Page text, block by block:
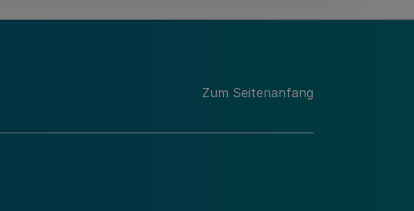
„Mittelstand Innovativ &
Zum Seitenanfang